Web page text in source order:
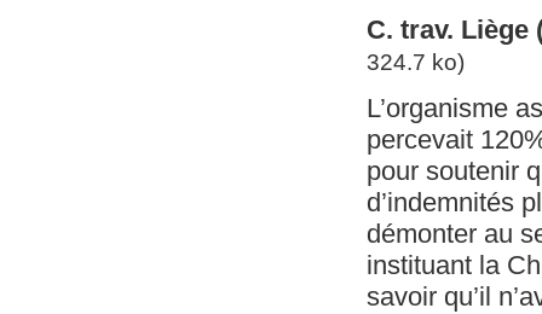
C. trav. Liège
324.7 ko)
L’organisme
percevait
pour soutenir
d’indemnités
démonter au
instituant la
savoir qu’il